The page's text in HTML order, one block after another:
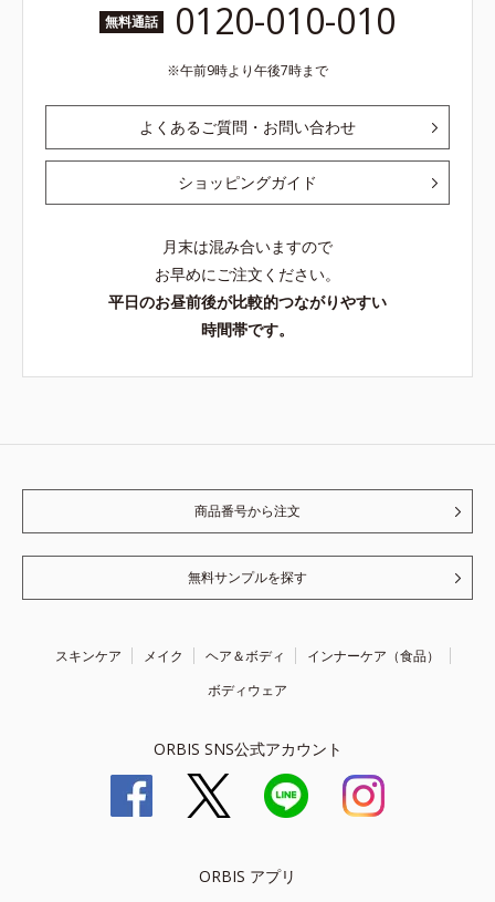
無料通話 0120-010-010
午前9時より午後7時まで
よくあるご質問・お問い合わせ
ショッピングガイド
月末は混み合いますので
お早めにご注文ください。
平日のお昼前後が比較的つながりやすい
時間帯です。
商品番号から注文
無料サンプルを探す
スキンケア メイク ヘア＆ボディ
インナーケア（食品）
ボディウェア
ORBIS SNS公式アカウント
ORBIS アプリ